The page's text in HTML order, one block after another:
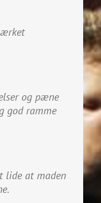
og pæne
god ramme
lide at maden